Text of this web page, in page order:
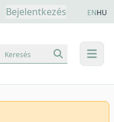
Bejelentkezés ENHU
menu
Keresés